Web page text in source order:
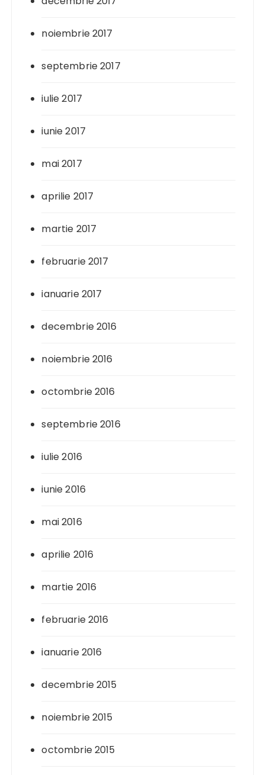
noiembrie 2017
septembrie 2017
iulie 2017
iunie 2017
mai 2017
aprilie 2017
martie 2017
februarie 2017
ianuarie 2017
decembrie 2016
noiembrie 2016
octombrie 2016
septembrie 2016
iulie 2016
iunie 2016
mai 2016
aprilie 2016
martie 2016
februarie 2016
ianuarie 2016
decembrie 2015
noiembrie 2015
octombrie 2015